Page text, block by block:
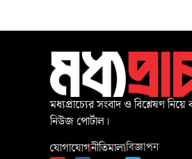
মধ্যপ্রাচ্যের সংবাদ ও বিশ্লেষণ
নিউজ পোর্টাল।
যোগাযোগনীতিমালাবিজ্ঞাপন